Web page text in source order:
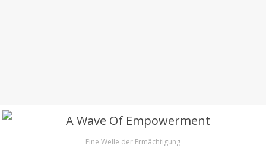
Eine Welle der Ermächtigung